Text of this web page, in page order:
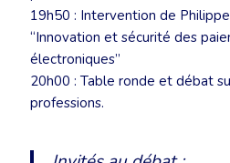
19h50 : Intervention de
“Innovation et sécurité des
électroniques”
20h00 : Table ronde et débat
professions.